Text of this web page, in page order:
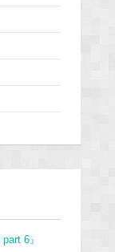
6』